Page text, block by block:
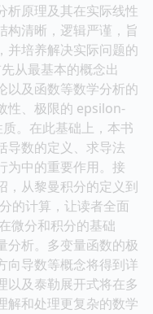
析原理及其在实际线性
构清晰，逻辑严谨，旨
并培养解决实际问题的
从最基本的概念出
以及函数等数学分析的
性、极限的 epsilon-
。在此基础上，本书
导数的定义、求导法
为中的重要作用。接
，从黎曼积分的定义到
的计算，让读者全面
微分和积分的基础
分析。多变量函数的极
向导数等概念将得到详
以及泰勒展开式将在多
解和处理更复杂的数学